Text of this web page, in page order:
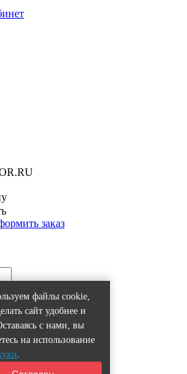
файлы cookie,
сайт удобнее и
с нами, вы
на использование
.
заказ